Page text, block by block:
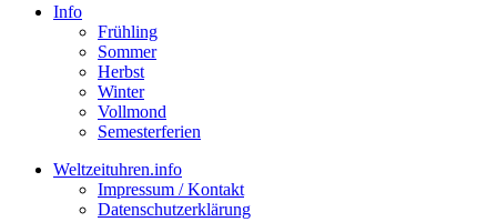
Info
Frühling
Sommer
Herbst
Winter
Vollmond
Semesterferien
Weltzeituhren.info
Impressum / Kontakt
Datenschutzerklärung